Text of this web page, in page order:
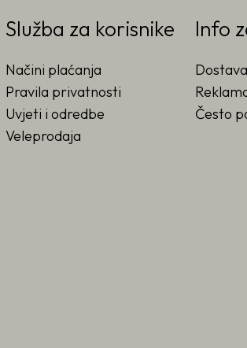
Služba za korisnike
Načini plaćanja
Pravila privatnosti
Uvjeti i odredbe
Veleprodaja
Info
Dostava
Često